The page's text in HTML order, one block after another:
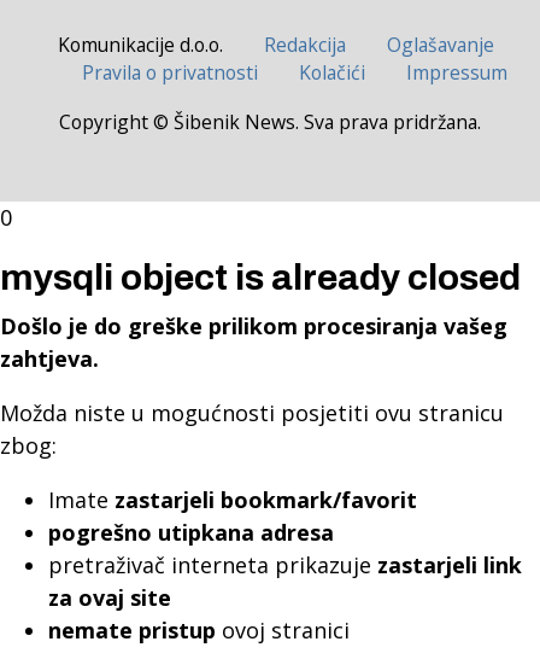
Komunikacije d.o.o. Redakcija
Oglašavanje
Pravila o privatnosti
Kolačići
Impressum
Copyright © Šibenik News. Sva prava pridržana.
0
mysqli object is already closed
Došlo je do greške prilikom procesiranja vašeg
zahtjeva.
Možda niste u mogućnosti posjetiti ovu stranicu
zbog:
Imate zastarjeli bookmark/favorit
pogrešno utipkana adresa
pretraživač interneta prikazuje zastarjeli link
za ovaj site
nemate pristup ovoj stranici